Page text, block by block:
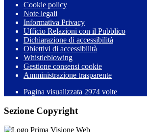
Cookie policy
Note legali
Informativa Privacy
Ufficio Relazioni con il Pubblico
Dichiarazione di accessibilità
Obiettivi di accessibilità
Whistleblowing
Gestione consensi cookie
Amministrazione trasparente
Pagina visualizzata 2974 volte
Sezione Copyright